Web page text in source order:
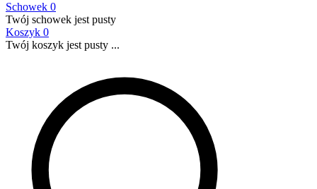
Schowek 0
Twój schowek jest pusty
Koszyk 0
Twój koszyk jest pusty ...